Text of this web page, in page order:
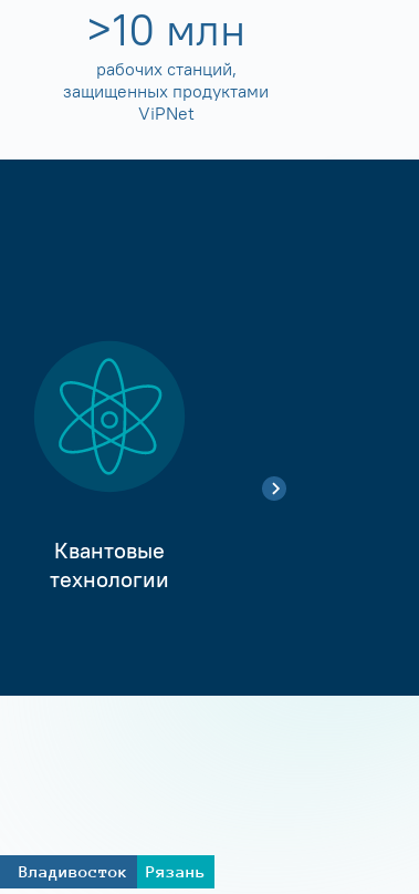
>10 млн
рабочих станций,
защищенных продуктами
ViPNet
Квантовые
технологии
Владивосток
Рязань